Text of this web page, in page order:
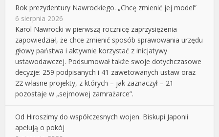
Rok prezydentury Nawrockiego. „Chcę zmienić jej model”
6 sierpnia 2026
Karol Nawrocki w pierwszą rocznicę zaprzysiężenia
zapowiedział, że chce zmienić sposób sprawowania urzędu
głowy państwa i aktywnie korzystać z inicjatywy
ustawodawczej. Podsumował także swoje dotychczasowe
decyzje: 259 podpisanych i 41 zawetowanych ustaw oraz
22 własne projekty, z których – jak zaznaczył – 21
pozostaje w „sejmowej zamrażarce”.
Od Hiroszimy do współczesnych wojen. Biskupi Japonii
apelują o pokój